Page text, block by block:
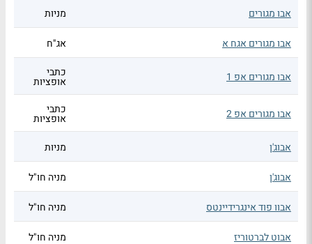
אבו מגורים מניות
אבו מגורים אגח א אג"ח
אבו מגורים אפ 1 כתבי
אופציות
אבו מגורים אפ 2 כתבי
אופציות
אבוג'ן
מניות
אבוג'ן מניה חו"ל
אבוו פוד אינגרידיינטס מניה חו"ל
אבוט לברטוריז מניה חו"ל